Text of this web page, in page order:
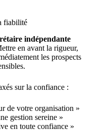
fiabilité
indépendante
en avant la rigueur,
les prospects
sur la confiance :
de votre organisation »
gestion sereine »
en toute confiance »